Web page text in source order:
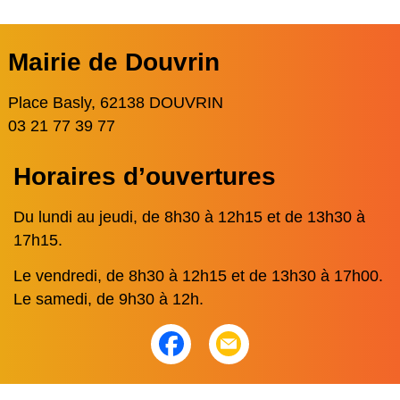
Mairie de Douvrin
Place Basly, 62138 DOUVRIN
03 21 77 39 77
Horaires d’ouvertures
Du lundi au jeudi, de 8h30 à 12h15 et de 13h30 à
17h15.
Le vendredi, de 8h30 à 12h15 et de 13h30 à 17h00.
Le samedi, de 9h30 à 12h.